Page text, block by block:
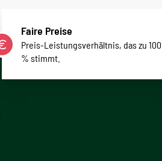
Faire Preise
Preis-Leistungsverhältnis, das zu 100
% stimmt.